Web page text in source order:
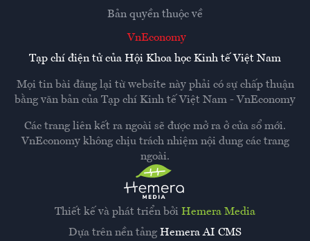
Thiết kế và phát triển bởi Hemera Media
Dựa trên nền tảng Hemera AI CMS
Bản quyền thuộc về
VnEconomy
Tạp chí điện tử của Hội Khoa học Kinh tế Việt Nam
Mọi tin bài đăng lại từ website này phải có sự chấp thuận
bằng văn bản của Tạp chí Kinh tế Việt Nam - VnEconomy
Các trang liên kết ra ngoài sẽ được mở ra ở cửa sổ mới.
VnEconomy không chịu trách nhiệm nội dung các trang
ngoài.